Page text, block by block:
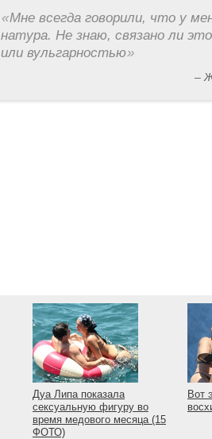
«Мне всегда говорили, что у
натура. Не знаю, связано ли
или вульгарностью»
–
Дуа Липа показала
сексуальную фигуру во
время медового месяца (15
ФОТО)
Вот